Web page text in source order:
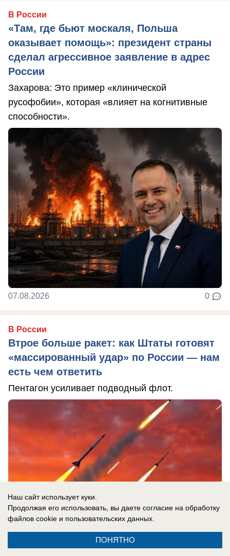
В России
«Там, где бьют москаля, Польша
оказывает помощь»: президент страны
сделал агрессивное заявление в адрес
России
Захарова: Это пример «клинической
русофобии», которая «влияет на когнитивные
способности».
07.08.2026 0
В России
Втрое больше ракет: как Штаты готовят
«массированный удар» по России — нам
есть чем ответить
Пентагон усиливает подводный флот.
Наш сайт использует куки.
Продолжая его использовать, вы даете согласие на обработку
файлов cookie и пользовательских данных.
ПОНЯТНО